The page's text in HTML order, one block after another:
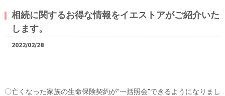
相続に関するお得な情報をイエストアがご紹介いた
します。
2022/02/28
〇亡くなった家族の生命保険契約が“一括照会”できるようになりまし